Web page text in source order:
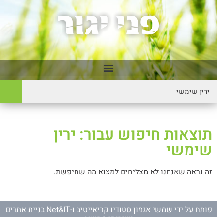
תוצאות חיפוש עבור: ירין
שימשי
זה נראה שאנחנו לא מצליחים למצוא מה שחיפשת.
פותח על ידי שמשי אגמון סטודיו קריאייטיב ו- Net&IT בניית אתרים